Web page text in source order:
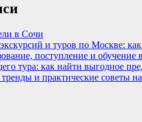
в Сочи
и туров по Москве:
поступление и обучение
тура: как найти выгодное
и практические советы